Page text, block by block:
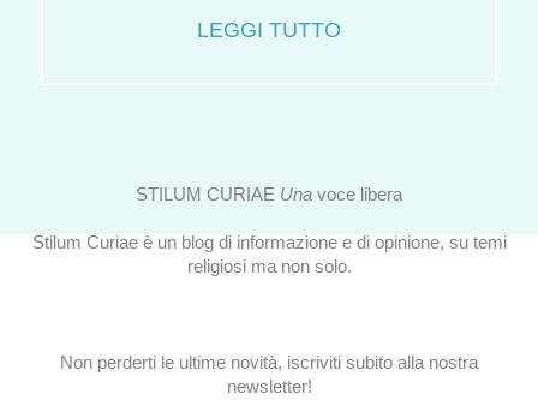
LEGGI TUTTO
STILUM CURIAE Una voce libera
Stilum Curiae è un blog di informazione e di opinione, su temi
religiosi ma non solo.
Non perderti le ultime novità, iscriviti subito alla nostra
newsletter!